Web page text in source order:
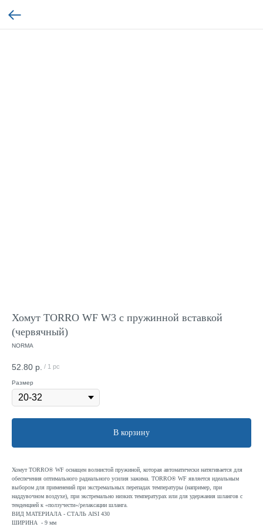
Хомут TORRO WF W3 с пружинной вставкой
(червячный)
NORMA
52.80 р. / 1 pc
Размер
В корзину
Хомут TORRO® WF оснащен волнистой пружиной, которая автоматически натягивается для
обеспечения оптимального радиального усилия зажима. TORRO® WF является идеальным
выбором для применений при экстремальных перепадах температуры (например, при
наддувочном воздухе), при экстремально низких температурах или для удержания шлангов с
тенденцией к «ползучести»/релаксации шланга.
ВИД МАТЕРИАЛА - СТАЛЬ AISI 430
ШИРИНА - 9 мм